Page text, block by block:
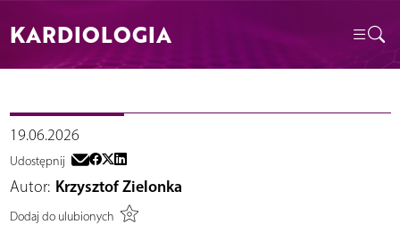
KARDIOLOGIA
19.06.2026
Udostępnij
Autor: Krzysztof Zielonka
Dodaj do ulubionych